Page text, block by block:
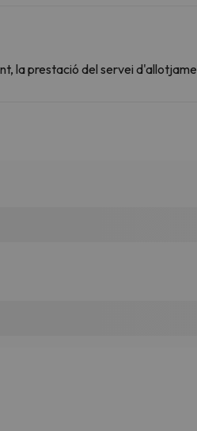
la prestació del servei